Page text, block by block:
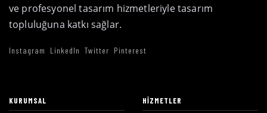
ve profesyonel tasarım hizmetleriyle tasarım
topluluğuna katkı sağlar.
Instagram LinkedIn Twitter Pinterest
KURUMSAL HIZMETLER